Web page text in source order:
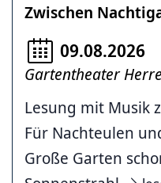
Zwischen
09.08.2026
Gartentheater
Lesung mit Musik
Für Nachteulen
Große Garten